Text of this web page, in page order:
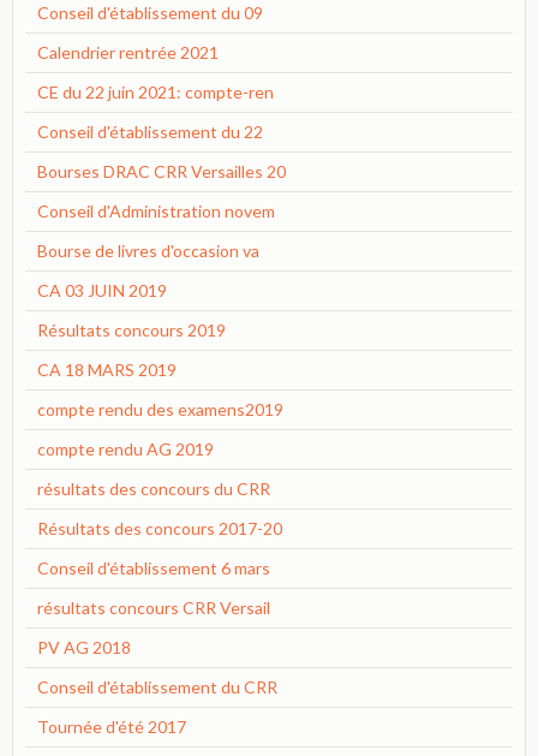
Conseil d'établissement du 09
Calendrier rentrée 2021
CE du 22 juin 2021: compte-ren
Conseil d'établissement du 22
Bourses DRAC CRR Versailles 20
Conseil d'Administration novem
Bourse de livres d'occasion va
CA 03 JUIN 2019
Résultats concours 2019
CA 18 MARS 2019
compte rendu des examens2019
compte rendu AG 2019
résultats des concours du CRR
Résultats des concours 2017-20
Conseil d'établissement 6 mars
résultats concours CRR Versail
PV AG 2018
Conseil d'établissement du CRR
Tournée d'été 2017